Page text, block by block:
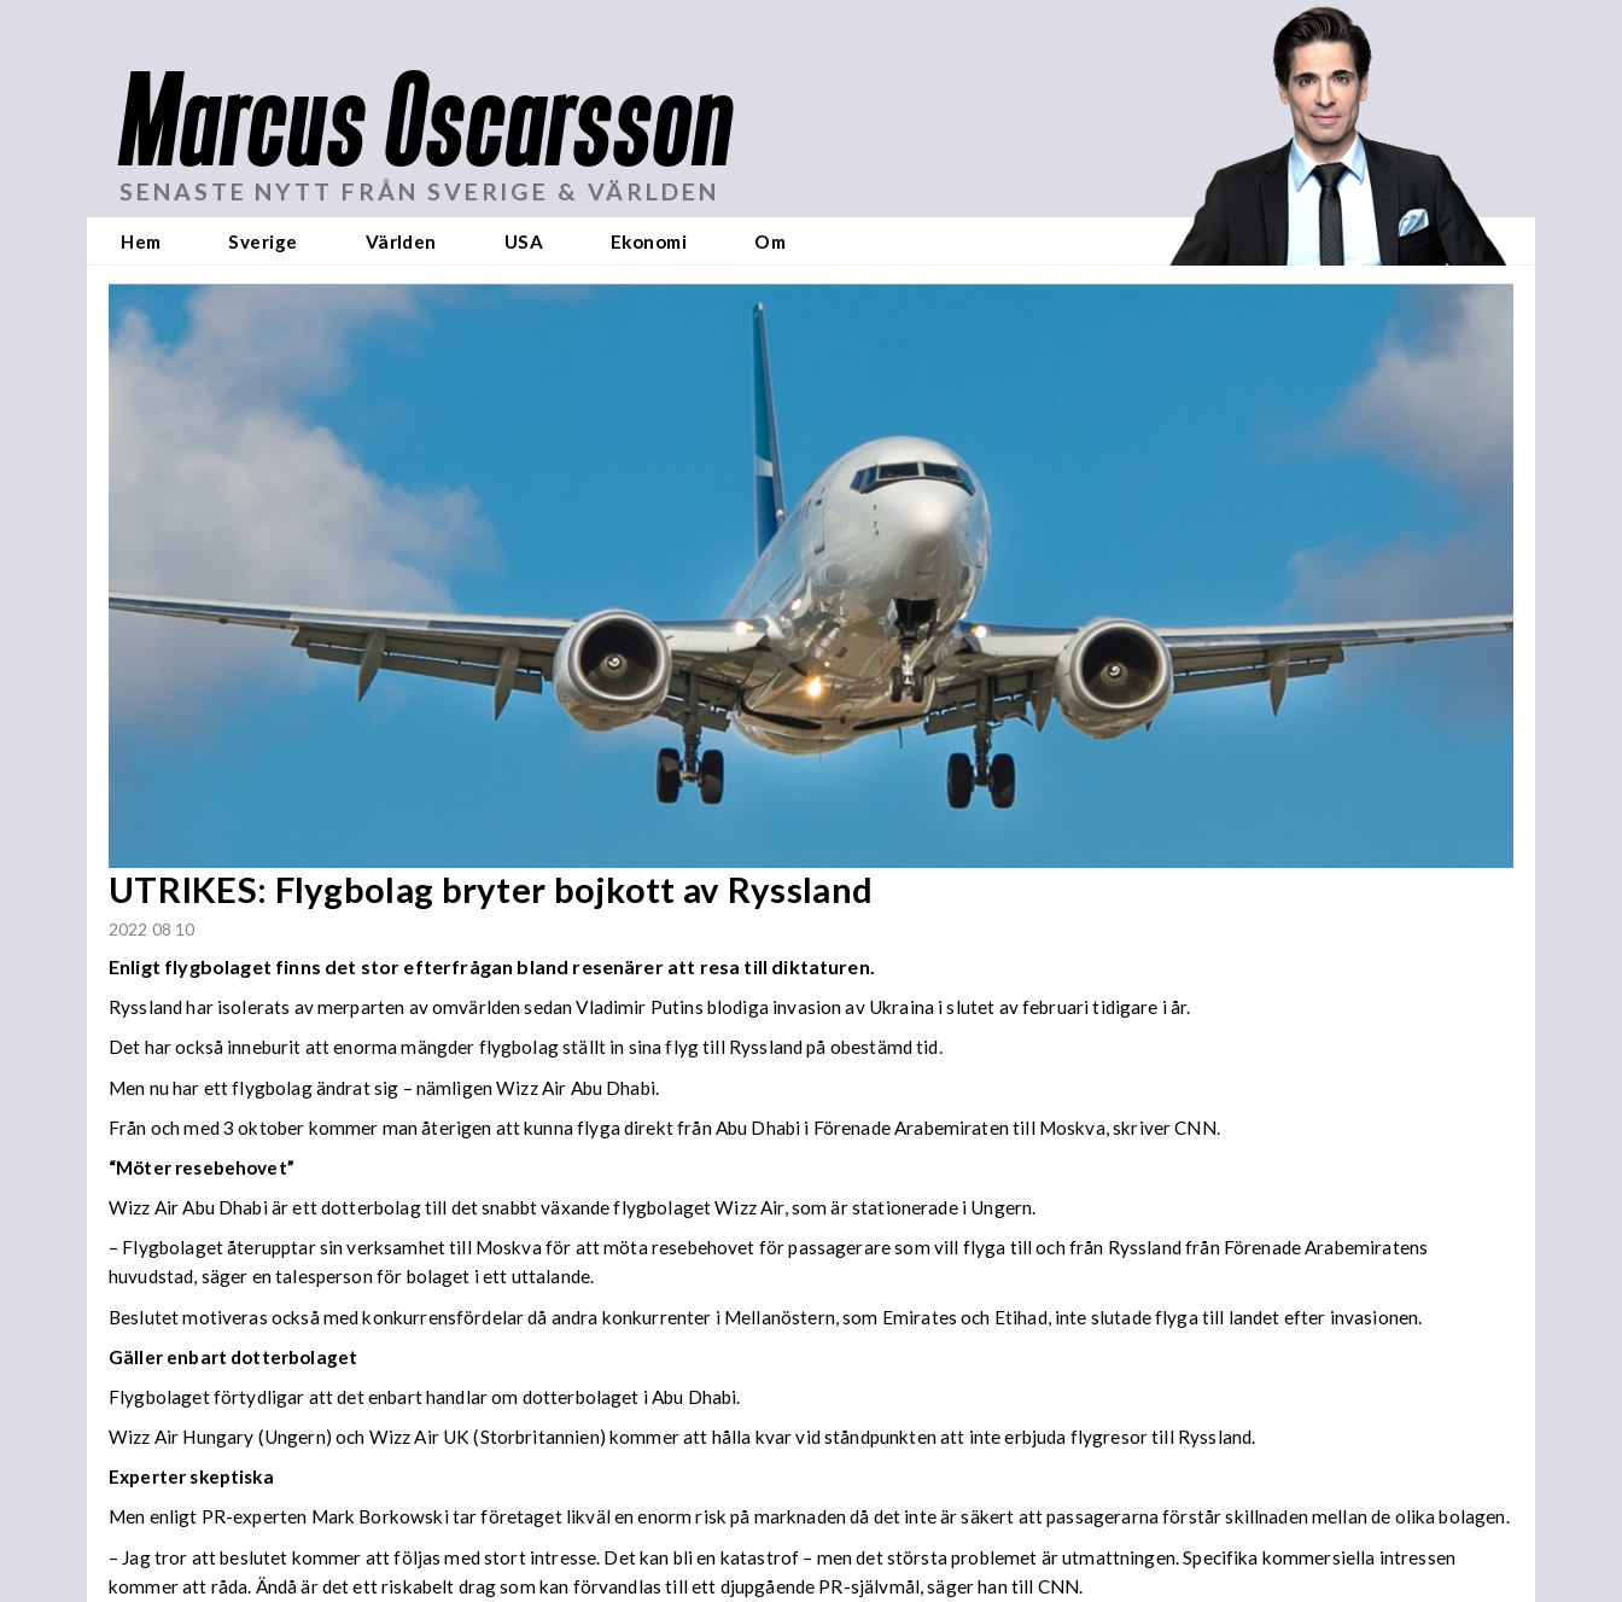
Marcus Oscarsson
SENASTE NYTT FRÅN SVERIGE & VÄRLDEN
Hem Sverige Världen USA Ekonomi Om
UTRIKES: Flygbolag bryter bojkott av Ryssland
2022 08 10
Enligt flygbolaget finns det stor efterfrågan bland resenärer att resa till diktaturen.
Ryssland har isolerats av merparten av omvärlden sedan Vladimir Putins blodiga invasion av Ukraina i slutet av februari tidigare i år.
Det har också inneburit att enorma mängder flygbolag ställt in sina flyg till Ryssland på obestämd tid.
Men nu har ett flygbolag ändrat sig – nämligen Wizz Air Abu Dhabi.
Från och med 3 oktober kommer man återigen att kunna flyga direkt från Abu Dhabi i Förenade Arabemiraten till Moskva, skriver CNN.
“Möter resebehovet”
Wizz Air Abu Dhabi är ett dotterbolag till det snabbt växande flygbolaget Wizz Air, som är stationerade i Ungern.
– Flygbolaget återupptar sin verksamhet till Moskva för att möta resebehovet för passagerare som vill flyga till och från Ryssland från Förenade Arabemiratens
huvudstad, säger en talesperson för bolaget i ett uttalande.
Beslutet motiveras också med konkurrensfördelar då andra konkurrenter i Mellanöstern, som Emirates och Etihad, inte slutade flyga till landet efter invasionen.
Gäller enbart dotterbolaget
Flygbolaget förtydligar att det enbart handlar om dotterbolaget i Abu Dhabi.
Wizz Air Hungary (Ungern) och Wizz Air UK (Storbritannien) kommer att hålla kvar vid ståndpunkten att inte erbjuda flygresor till Ryssland.
Experter skeptiska
Men enligt PR-experten Mark Borkowski tar företaget likväl en enorm risk på marknaden då det inte är säkert att passagerarna förstår skillnaden mellan de olika bolagen.
– Jag tror att beslutet kommer att följas med stort intresse. Det kan bli en katastrof – men det största problemet är utmattningen. Specifika kommersiella intressen
kommer att råda. Ändå är det ett riskabelt drag som kan förvandlas till ett djupgående PR-självmål, säger han till CNN.